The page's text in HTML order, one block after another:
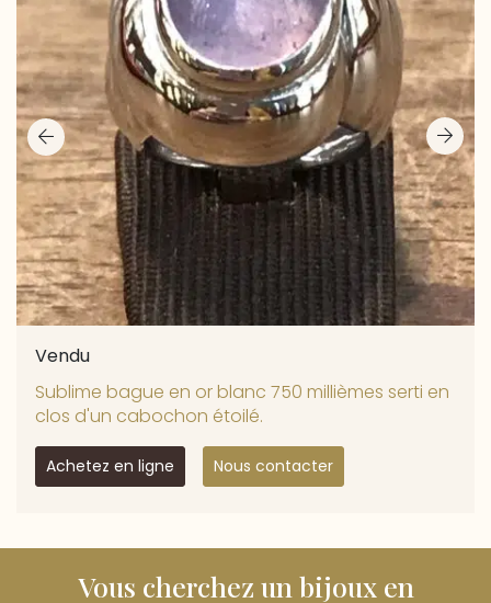
Vendu
Sublime bague en or blanc 750 millièmes serti en
clos d'un cabochon étoilé.
Achetez en ligne Nous contacter
Vous cherchez un bijoux en